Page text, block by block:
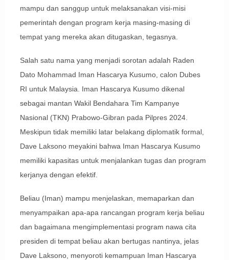
mampu dan sanggup untuk melaksanakan visi-misi
pemerintah dengan program kerja masing-masing di
tempat yang mereka akan ditugaskan, tegasnya.
Salah satu nama yang menjadi sorotan adalah Raden
Dato Mohammad Iman Hascarya Kusumo, calon Dubes
RI untuk Malaysia. Iman Hascarya Kusumo dikenal
sebagai mantan Wakil Bendahara Tim Kampanye
Nasional (TKN) Prabowo-Gibran pada Pilpres 2024.
Meskipun tidak memiliki latar belakang diplomatik formal,
Dave Laksono meyakini bahwa Iman Hascarya Kusumo
memiliki kapasitas untuk menjalankan tugas dan program
kerjanya dengan efektif.
Beliau (Iman) mampu menjelaskan, memaparkan dan
menyampaikan apa-apa rancangan program kerja beliau
dan bagaimana mengimplementasi program nawa cita
presiden di tempat beliau akan bertugas nantinya, jelas
Dave Laksono, menyoroti kemampuan Iman Hascarya